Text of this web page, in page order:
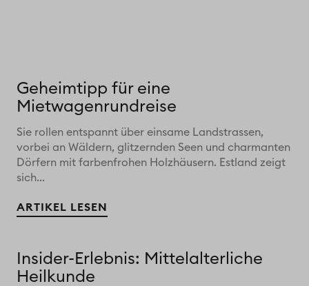
Geheimtipp für eine
Mietwagenrundreise
Sie rollen entspannt über einsame Landstrassen,
vorbei an Wäldern, glitzernden Seen und charmanten
Dörfern mit farbenfrohen Holzhäusern. Estland zeigt
sich...
ARTIKEL LESEN
Insider-Erlebnis: Mittelalterliche
Heilkunde